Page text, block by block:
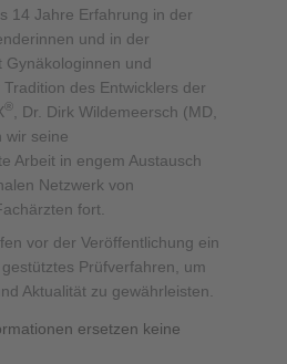
14 Jahre Erfahrung in der
und in der
Gynäkologinnen und
des Entwicklers der
®
, Dr. Dirk Wildemeersch (MD,
wir seine
Arbeit in engem Austausch
Netzwerk von
fort.
vor der Veröffentlichung ein
Prüfverfahren, um
Aktualität zu gewährleisten.
ersetzen keine